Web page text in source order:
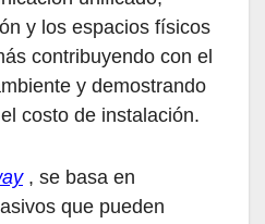
y los espacios físicos
contribuyendo con el
y demostrando
costo de instalación.
, se basa en
que pueden